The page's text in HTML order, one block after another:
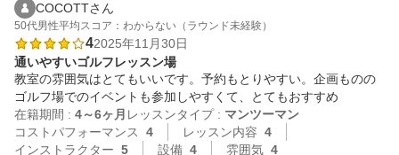
COCOTTさん
50代男性平均スコア：わからない（ラウンド未経験）
42025年11月30日
通いやすいゴルフレッスン場
教室の雰囲気はとてもいいです。予約もとりやすい。企画ものの
ゴルフ場でのイベントも参加しやすくて、とてもおすすめ
在籍期間 : 4～6ヶ月 レッスンタイプ : マンツーマン
コストパフォーマンス
4 レッスン内容 4
インストラクター 5 設備 4 雰囲気 4